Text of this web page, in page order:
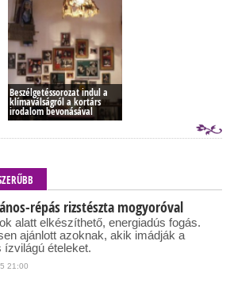
Beszélgetéssorozat indul a
klímaválságról a kortárs
irodalom bevonásával
répás rizstészta mogyoróval
alatt elkészíthető, energiadús fogás.
ajánlott azoknak, akik imádják a
ízvilágú ételeket.
21:00